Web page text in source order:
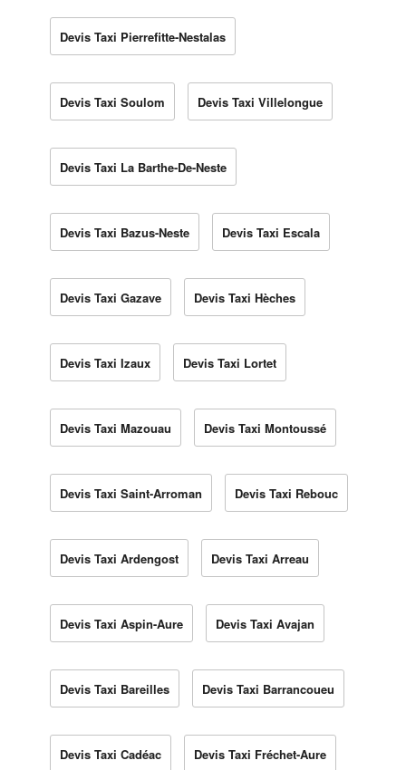
Devis Taxi Pierrefitte-Nestalas
Devis Taxi Soulom Devis Taxi Villelongue
Devis Taxi La Barthe-De-Neste
Devis Taxi Bazus-Neste Devis Taxi Escala
Devis Taxi Gazave Devis Taxi Hèches
Devis Taxi Izaux Devis Taxi Lortet
Devis Taxi Mazouau Devis Taxi Montoussé
Devis Taxi Saint-Arroman Devis Taxi Rebouc
Devis Taxi Ardengost Devis Taxi Arreau
Devis Taxi Aspin-Aure Devis Taxi Avajan
Devis Taxi Bareilles Devis Taxi Barrancoueu
Devis Taxi Cadéac Devis Taxi Fréchet-Aure